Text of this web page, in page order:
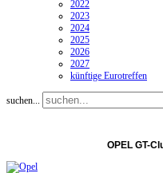
2022
2023
2024
2025
2026
2027
künftige Eurotreffen
suchen...
OPEL GT-